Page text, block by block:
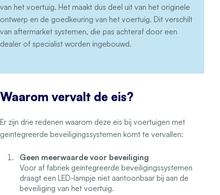
van het voertuig. Het maakt dus deel uit van het originele
ontwerp en de goedkeuring van het voertuig. Dit verschilt
van aftermarket systemen, die pas achteraf door een
dealer of specialist worden ingebouwd.
Waarom vervalt de eis?
Er zijn drie redenen waarom deze eis bij voertuigen met
geïntegreerde beveiligingssystemen komt te vervallen:
Geen meerwaarde voor beveiliging
Voor af fabriek geïntegreerde beveiligingssystemen
draagt een LED-lampje niet aantoonbaar bij aan de
beveiliging van het voertuig.